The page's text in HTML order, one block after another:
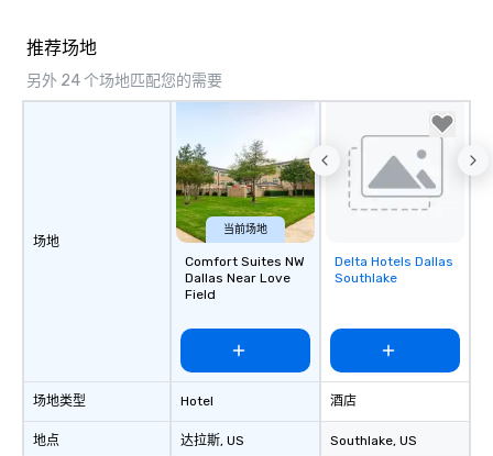
推荐场地
另外 24 个场地匹配您的需要
场地
场地类型
地点
当前场地
Comfort Suites NW
Dallas Near Love
Field
Hotel
达拉斯, US
Removed from
favorites
Delta Hotels Dallas
Southlake
酒店
Southlake, US